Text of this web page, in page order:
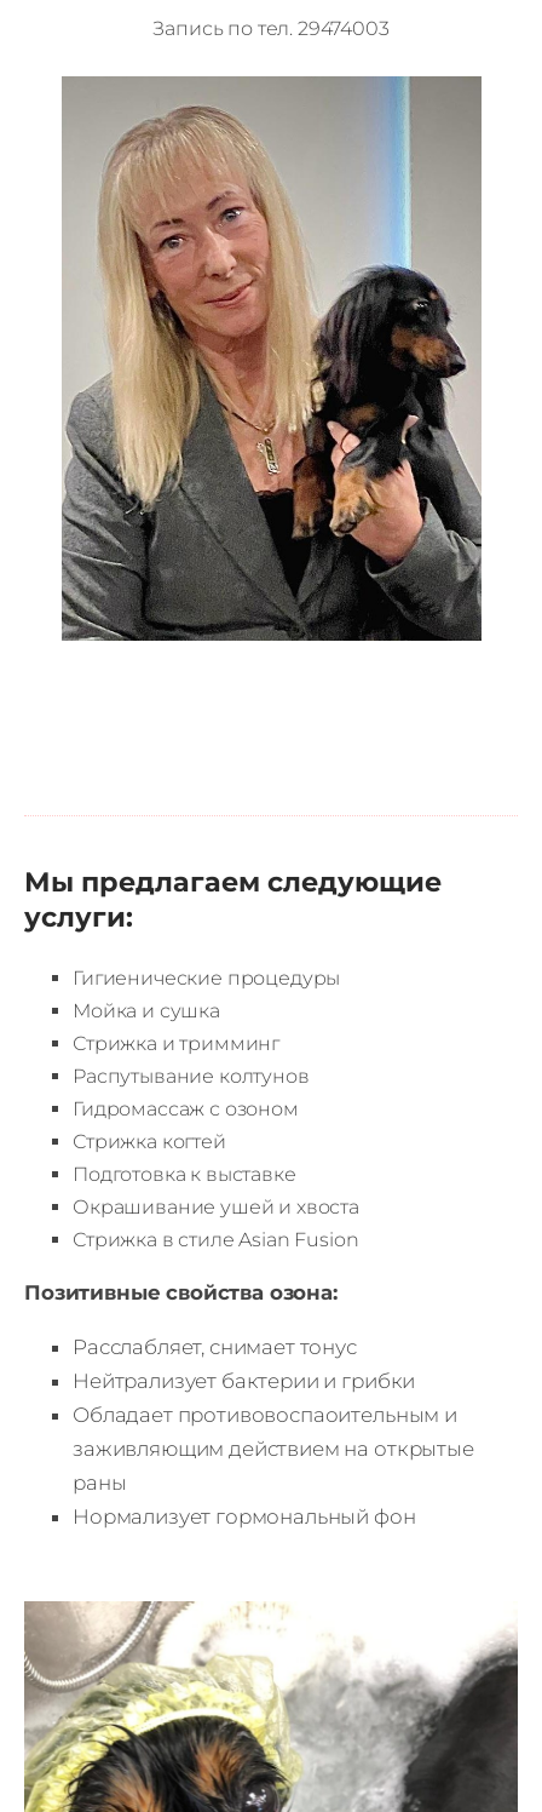
Запись по тел. 29474003
Мы предлагаем следующие
услуги:
Гигиенические процедуры
Мойка и сушка
Стрижка и тримминг
Распутывание колтунов
Гидромассаж с озоном
Стрижка когтей
Подготовка к выставке
Окрашивание ушей и хвоста
Стрижка в стиле Asian Fusion
Позитивные свойства озона:
Расслабляет, снимает тонус
Нейтрализует бактерии и грибки
Обладает противовоспаоительным и
заживляющим действием на открытые
раны
Нормализует гормональный фон